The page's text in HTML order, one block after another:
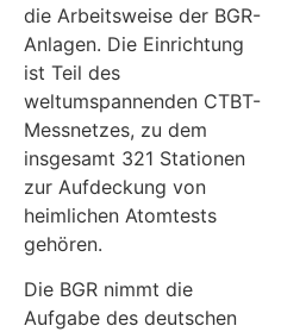
die Arbeitsweise der BGR-
Anlagen. Die Einrichtung
ist Teil des
weltumspannenden CTBT-
Messnetzes, zu dem
insgesamt 321 Stationen
zur Aufdeckung von
heimlichen Atomtests
gehören.
Die BGR nimmt die
Aufgabe des deutschen